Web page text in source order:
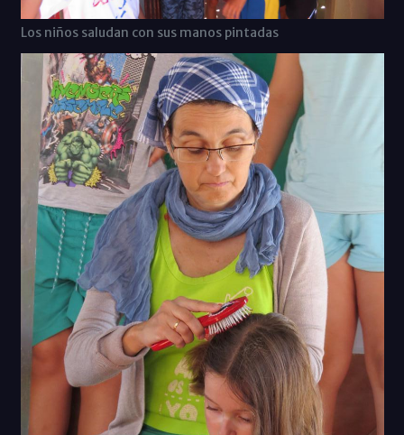
Los niños saludan con sus manos pintadas